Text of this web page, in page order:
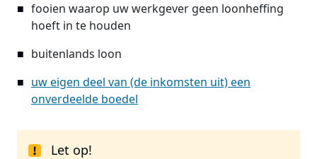
fooien waarop uw werkgever geen loonheffing
hoeft in te houden
buitenlands loon
uw eigen deel van (de inkomsten uit) een
onverdeelde boedel
Let op!